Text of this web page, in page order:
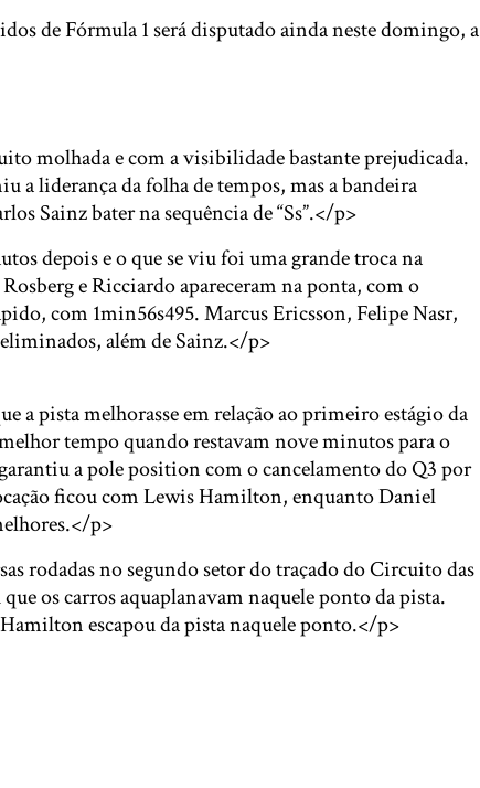
de Fórmula 1 será disputado ainda neste domingo, a
molhada e com a visibilidade bastante prejudicada.
a liderança da folha de tempos, mas a bandeira
Sainz bater na sequência de “Ss”.</p>
depois e o que se viu foi uma grande troca na
e Ricciardo apareceram na ponta, com o
com 1min56s495. Marcus Ericsson, Felipe Nasr,
além de Sainz.</p>
a pista melhorasse em relação ao primeiro estágio da
tempo quando restavam nove minutos para o
a pole position com o cancelamento do Q3 por
ficou com Lewis Hamilton, enquanto Daniel
p>
rodadas no segundo setor do traçado do Circuito das
os carros aquaplanavam naquele ponto da pista.
escapou da pista naquele ponto.</p>